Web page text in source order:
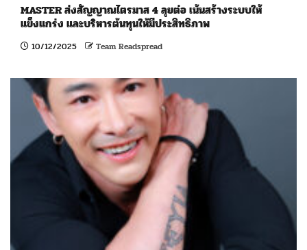
MASTER ส่งสัญญาณไตรมาส 4 ลุยต่อ เน้นสร้างระบบให้
แข็งแกร่ง และบริหารต้นทุนให้มีประสิทธิภาพ
10/12/2025 Team Readspread